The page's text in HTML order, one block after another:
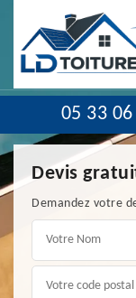
05 33
Devis
Demandez votre